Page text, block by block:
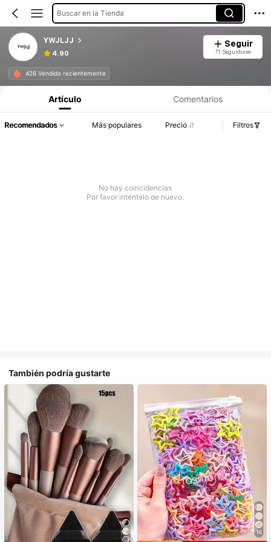
Buscar en la Tienda
YWJLJJ
4.90
Seguir
71 Seguidores
426 Vendido recientemente
Artículo Comentarios
Recomendados Más populares Precio Filtros
No hay coincidencias
Por favor inténtelo de nuevo.
También podría gustarte
16